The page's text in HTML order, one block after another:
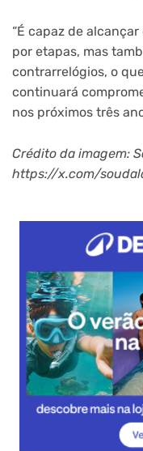
“É capaz de
por etapas, mas
contrarrelógios, o
continuará
nos próximos três
Crédito da imagem:
https://x.com/